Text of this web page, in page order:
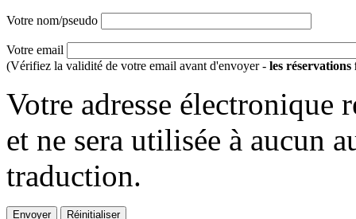
Votre nom/pseudo
Votre email
(Vérifiez la validité de votre email avant d'envoyer - les réservations
Votre adresse électronique
et ne sera utilisée à aucun
traduction.